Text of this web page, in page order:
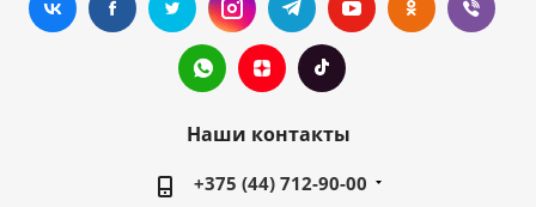
Наши контакты
+375 (44) 712-90-00